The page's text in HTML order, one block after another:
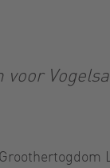
voor